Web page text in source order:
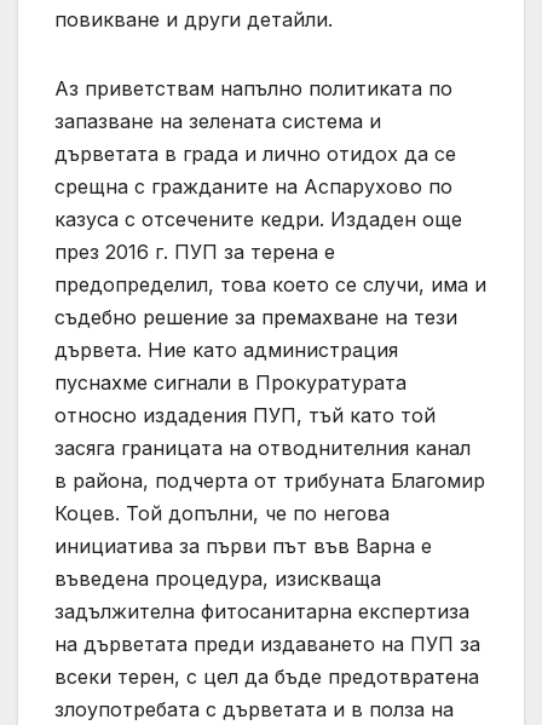
повикване и други детайли.
Аз приветствам напълно политиката по
запазване на зелената система и
дърветата в града и лично отидох да се
срещна с гражданите на Аспарухово по
казуса с отсечените кедри. Издаден още
през 2016 г. ПУП за терена е
предопределил, това което се случи, има и
съдебно решение за премахване на тези
дървета. Ние като администрация
пуснахме сигнали в Прокуратурата
относно издадения ПУП, тъй като той
засяга границата на отводнителния канал
в района, подчерта от трибуната Благомир
Коцев. Той допълни, че по негова
инициатива за първи път във Варна е
въведена процедура, изискваща
задължителна фитосанитарна експертиза
на дърветата преди издаването на ПУП за
всеки терен, с цел да бъде предотвратена
злоупотребата с дърветата и в полза на